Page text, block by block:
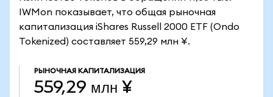
IWMon показывает, что общая рыночная
капитализация iShares Russell 2000 ETF (Ondo
Tokenized) составляет 559,29 млн ¥.
РЫНОЧНАЯ КАПИТАЛИЗАЦИЯ
559,29 млн ¥